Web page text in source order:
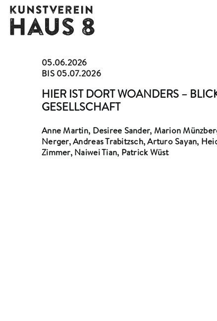
Zum
Inhalt
springen
05.06.2026
BIS 05.07.2026
HIER IST DORT WOANDERS –
GESELLSCHAFT
Anne Martin, Desiree Sander, Marion
Nerger, Andreas Trabitzsch, Arturo Sayan,
Zimmer, Naiwei Tian, Patrick Wüst